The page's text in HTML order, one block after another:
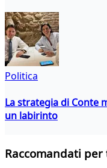
Politica
La strategia di Conte
un labirinto
Raccomandati per